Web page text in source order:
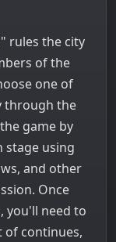
rules the city
of the
one of
through the
game by
stage using
and other
Once
you'll need to
of continues,